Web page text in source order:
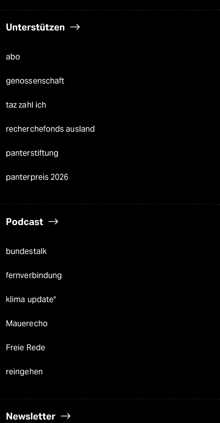
Unterstützen
abo
genossenschaft
taz zahl ich
recherchefonds ausland
panterstiftung
panterpreis 2026
Podcast
bundestalk
fernverbindung
klima update°
Mauerecho
Freie Rede
reingehen
Newsletter